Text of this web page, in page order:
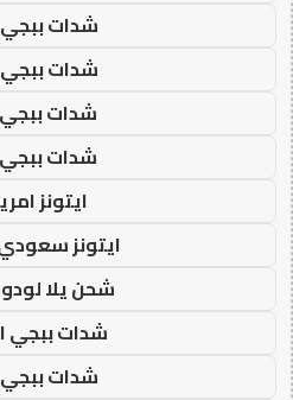
شدات ببجي
شدات ببجي
شدات
شدات
ايتونز
ايتونز
شحن يلا
شدات ببجي
شدات ببجي